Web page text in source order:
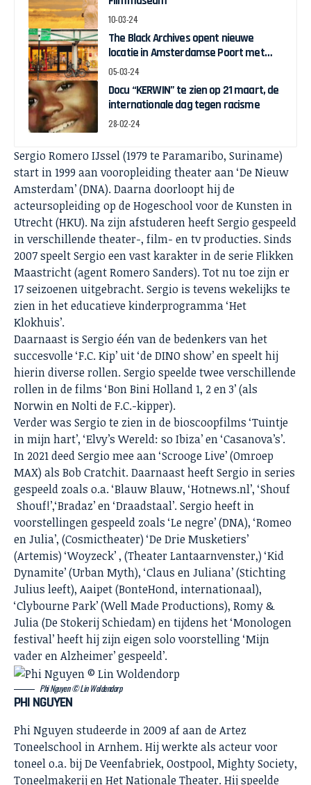
10-03-24
The Black Archives opent nieuwe
locatie in Amsterdamse Poort met
pop-up expo over Ghanese
05-03-24
Docu “KERWIN” te zien op 21 maart, de
internationale dag tegen racisme
28-02-24
Sergio Romero IJssel (1979 te Paramaribo, Suriname)
start in 1999 aan vooropleiding theater aan ‘De Nieuw
Amsterdam’ (DNA). Daarna doorloopt hij de
acteursopleiding op de Hogeschool voor de Kunsten in
Utrecht (HKU). Na zijn afstuderen heeft Sergio gespeeld
in verschillende theater-, film- en tv producties. Sinds
2007 speelt Sergio een vast karakter in de serie Flikken
Maastricht (agent Romero Sanders). Tot nu toe zijn er
17 seizoenen uitgebracht. Sergio is tevens wekelijks te
zien in het educatieve kinderprogramma ‘Het
Klokhuis’.
Daarnaast is Sergio één van de bedenkers van het
succesvolle ‘F.C. Kip’ uit ‘de DINO show’ en speelt hij
hierin diverse rollen. Sergio speelde twee verschillende
rollen in de films ‘Bon Bini Holland 1, 2 en 3’ (als
Norwin en Nolti de F.C.-kipper).
Verder was Sergio te zien in de bioscoopfilms ‘Tuintje
in mijn hart’, ‘Elvy’s Wereld: so Ibiza’ en ‘Casanova’s’.
In 2021 deed Sergio mee aan ‘Scrooge Live’ (Omroep
MAX) als Bob Cratchit. Daarnaast heeft Sergio in series
gespeeld zoals o.a. ‘Blauw Blauw, ‘Hotnews.nl’, ‘Shouf
Shouf!’,‘Bradaz’ en ‘Draadstaal’. Sergio heeft in
voorstellingen gespeeld zoals ‘Le negre’ (DNA), ‘Romeo
en Julia’, (Cosmictheater) ‘De Drie Musketiers’
(Artemis) ‘Woyzeck’ , (Theater Lantaarnvenster,) ‘Kid
Dynamite’ (Urban Myth), ‘Claus en Juliana’ (Stichting
Julius leeft), Aaipet (BonteHond, internationaal),
‘Clybourne Park’ (Well Made Productions), Romy &
Julia (De Stokerij Schiedam) en tijdens het ‘Monologen
festival’ heeft hij zijn eigen solo voorstelling ‘Mijn
vader en Alzheimer’ gespeeld’.
Phi Nguyen © Lin Woldendorp
PHI NGUYEN
Phi Nguyen studeerde in 2009 af aan de Artez
Toneelschool in Arnhem. Hij werkte als acteur voor
toneel o.a. bij De Veenfabriek, Oostpool, Mighty Society,
Toneelmakerij en Het Nationale Theater. Hij speelde